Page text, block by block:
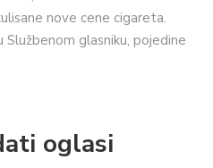
nove cene cigareta.
Službenom glasniku, pojedine
oglasi